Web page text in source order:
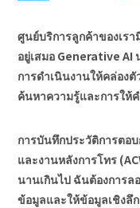
ศูนย์บริการลูกค้าของเร
อยู่เสมอ Generative AI
การดำเนินงานให้คล่อง
ค้นหาความรู้และการให้
การบันทึกประวัติการตอ
และงานหลังการโทร
นานเกินไป ฉันต้องการล
ข้อมูลและให้ข้อมูลเชิงลึก